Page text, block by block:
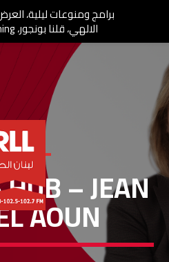
HUB – JEAN
AOUN
برامج ومنوعات ليلية،
الالهي، قلنا بونجور، RLL Morning